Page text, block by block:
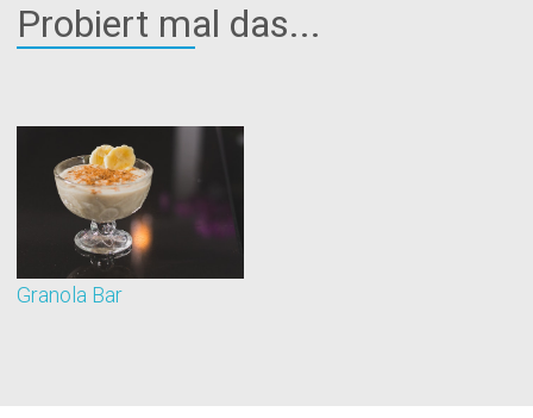
Probiert mal das...
Granola Bar